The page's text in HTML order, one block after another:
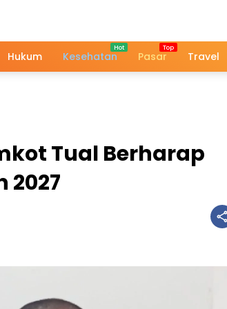
Hukum Kesehatan Pasar Travel
Tual Berharap
2027